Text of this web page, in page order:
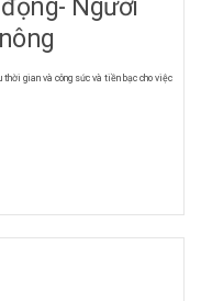
Người
thời gian và công sức và tiền bạc cho việc